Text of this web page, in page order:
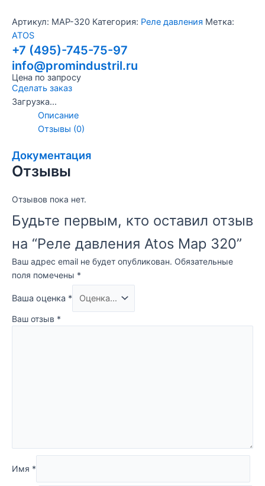
Артикул: MAP-320 Категория: Реле давления Метка:
ATOS
+7 (495)-745-75-97
info@promindustril.ru
Цена по запросу
Сделать заказ
Загрузка...
Описание
Отзывы (0)
Документация
Отзывы
Отзывов пока нет.
Будьте первым, кто оставил отзыв
на “Реле давления Atos Map 320”
Ваш адрес email не будет опубликован. Обязательные
поля помечены *
Ваша оценка *
Ваш отзыв *
Имя *